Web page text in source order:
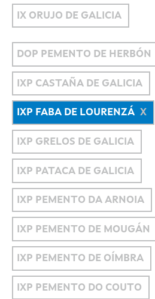
IX ORUJO DE GALICIA
DOP PEMENTO DE HERBÓN
IXP CASTAÑA DE GALICIA
IXP FABA DE LOURENZÁ
IXP GRELOS DE GALICIA
IXP PATACA DE GALICIA
IXP PEMENTO DA ARNOIA
IXP PEMENTO DE MOUGÁN
IXP PEMENTO DE OÍMBRA
IXP PEMENTO DO COUTO